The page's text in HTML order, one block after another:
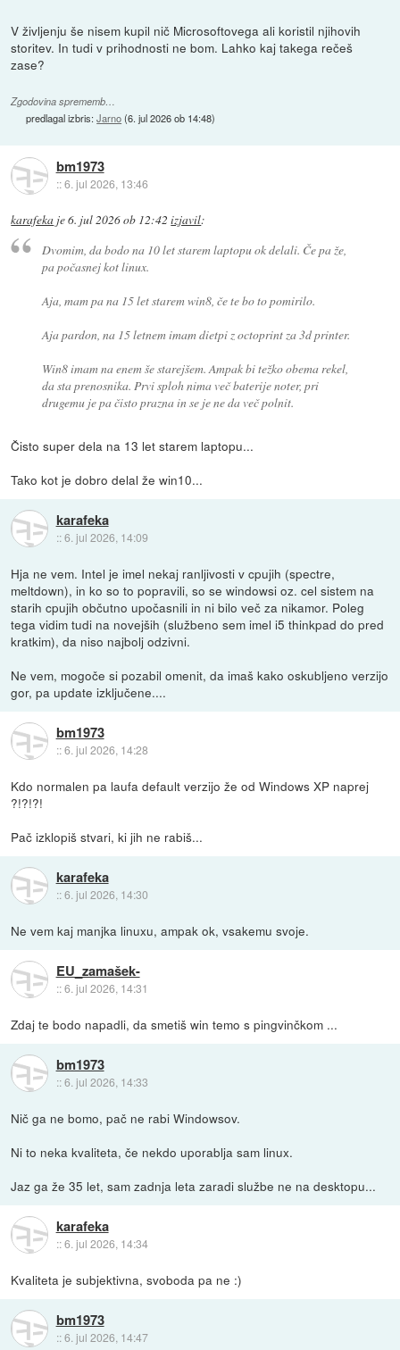
V življenju še nisem kupil nič Microsoftovega ali koristil njihovih
storitev. In tudi v prihodnosti ne bom. Lahko kaj takega rečeš
zase?
Zgodovina sprememb…
predlagal izbris:Jarno(6. jul 2026 ob 14:48)
bm1973
::6. jul 2026, 13:46
karafeka je6. jul 2026 ob 12:42 izjavil:
Dvomim, da bodo na 10 let starem laptopu ok delali. Če pa že,
pa počasnej kot linux.
Aja, mam pa na 15 let starem win8, če te bo to pomirilo.
Aja pardon, na 15 letnem imam dietpi z octoprint za 3d printer.
Win8 imam na enem še starejšem. Ampak bi težko obema rekel,
da sta prenosnika. Prvi sploh nima več baterije noter, pri
drugemu je pa čisto prazna in se je ne da več polnit.
Čisto super dela na 13 let starem laptopu...
Tako kot je dobro delal že win10...
karafeka
::6. jul 2026, 14:09
Hja ne vem. Intel je imel nekaj ranljivosti v cpujih (spectre,
meltdown), in ko so to popravili, so se windowsi oz. cel sistem na
starih cpujih občutno upočasnili in ni bilo več za nikamor. Poleg
tega vidim tudi na novejših (službeno sem imel i5 thinkpad do pred
kratkim), da niso najbolj odzivni.
Ne vem, mogoče si pozabil omenit, da imaš kako oskubljeno verzijo
gor, pa update izključene....
bm1973
::6. jul 2026, 14:28
Kdo normalen pa laufa default verzijo že od Windows XP naprej
?!?!?!
Pač izklopiš stvari, ki jih ne rabiš...
karafeka
::6. jul 2026, 14:30
Ne vem kaj manjka linuxu, ampak ok, vsakemu svoje.
EU_zamašek-
::6. jul 2026, 14:31
Zdaj te bodo napadli, da smetiš win temo s pingvinčkom ...
bm1973
::6. jul 2026, 14:33
Nič ga ne bomo, pač ne rabi Windowsov.
Ni to neka kvaliteta, če nekdo uporablja sam linux.
Jaz ga že 35 let, sam zadnja leta zaradi službe ne na desktopu...
karafeka
::6. jul 2026, 14:34
Kvaliteta je subjektivna, svoboda pa ne :)
bm1973
::6. jul 2026, 14:47